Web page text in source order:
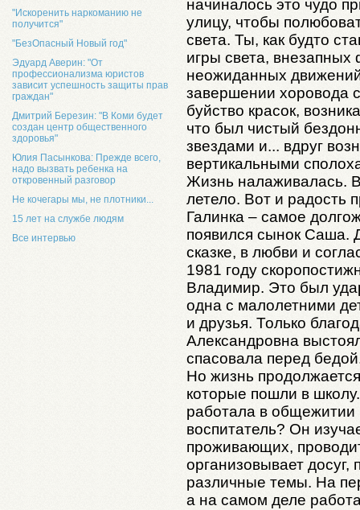
"Искоренить наркоманию не
получится"
"БезОпасный Новый год"
Эдуард Аверин: "От
профессионализма юристов
зависит успешность защиты прав
граждан"
Дмитрий Березин: "В Коми будет
создан центр общественного
здоровья"
Юлия Пасынкова: Прежде всего,
надо вызвать ребенка на
откровенный разговор
Не кочегары мы, не плотники...
15 лет на службе людям
Все интервью
начиналось это чудо
улицу, чтобы
света. Ты, как будто
игры света,
неожиданных
завершении хоровода
буйство красок,
что был чистый
звездами и... вдруг
вертикальными
Жизнь налаживалась.
летело. Вот и радость
Галинка – самое
появился сынок Саша.
сказке, в любви и
1981 году
Владимир. Это был
одна с малолетними
и друзья. Только
Александровна
спасовала перед
Но жизнь
которые пошли в
работала в общежитии
воспитатель? Он
проживающих,
организовывает
различные темы. На
а на самом деле